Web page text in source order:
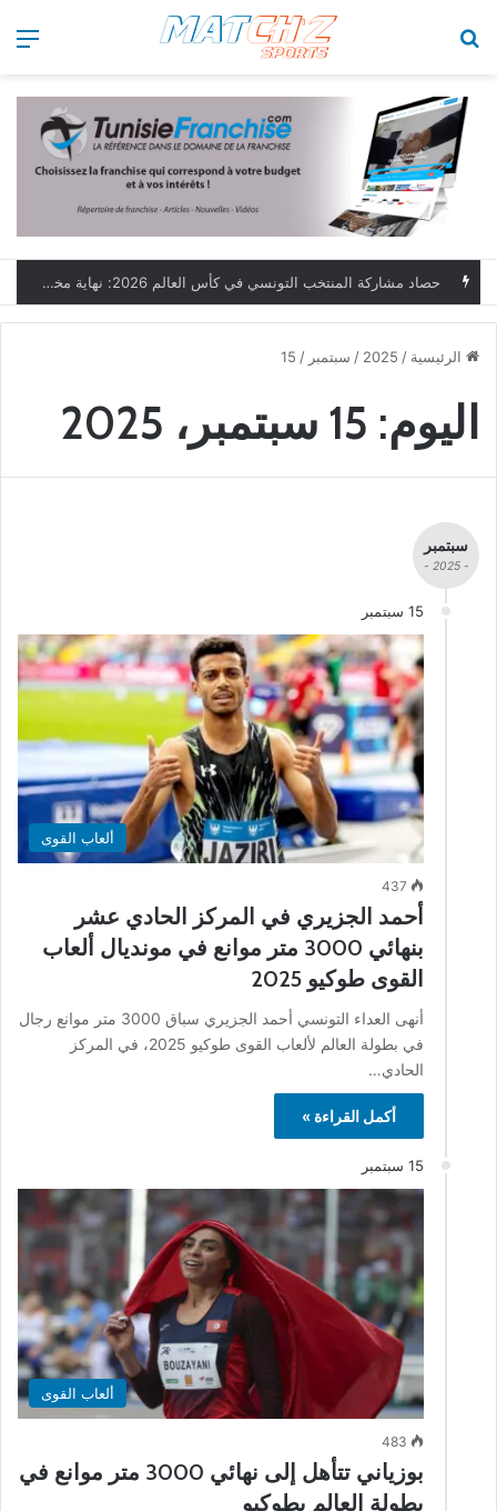
الرئيسية /
2025
/ سبتمبر /
15
اليوم: 15 سبتمبر، 2025
سبتمبر
- 2025 -
15 سبتمبر
ألعاب القوى
437
أحمد الجزيري في المركز الحادي عشر
بنهائي 3000 متر موانع في مونديال ألعاب
القوى طوكيو 2025
أنهى العداء التونسي أحمد الجزيري سباق 3000 متر موانع رجال
في بطولة العالم لألعاب القوى طوكيو 2025، في المركز
الحادي…
أكمل القراءة »
15 سبتمبر
ألعاب القوى
483
بوزياني تتأهل إلى نهائي 3000 متر موانع في
بطولة العالم بطوكيو